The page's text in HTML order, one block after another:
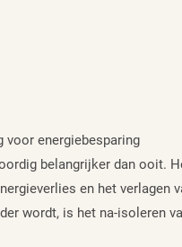
voor energiebesparing
belangrijker dan ooit.
en het verlagen
wordt, is het na-isoleren